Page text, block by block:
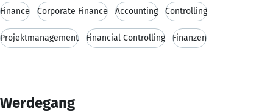
Finance Corporate Finance Accounting Controlling
Projektmanagement Financial Controlling Finanzen
Werdegang